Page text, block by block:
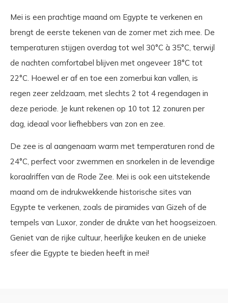
Mei is een prachtige maand om Egypte te verkenen en
brengt de eerste tekenen van de zomer met zich mee. De
temperaturen stijgen overdag tot wel 30°C à 35°C, terwijl
de nachten comfortabel blijven met ongeveer 18°C tot
22°C. Hoewel er af en toe een zomerbui kan vallen, is
regen zeer zeldzaam, met slechts 2 tot 4 regendagen in
deze periode. Je kunt rekenen op 10 tot 12 zonuren per
dag, ideaal voor liefhebbers van zon en zee.
De zee is al aangenaam warm met temperaturen rond de
24°C, perfect voor zwemmen en snorkelen in de levendige
koraalriffen van de Rode Zee. Mei is ook een uitstekende
maand om de indrukwekkende historische sites van
Egypte te verkenen, zoals de piramides van Gizeh of de
tempels van Luxor, zonder de drukte van het hoogseizoen.
Geniet van de rijke cultuur, heerlijke keuken en de unieke
sfeer die Egypte te bieden heeft in mei!